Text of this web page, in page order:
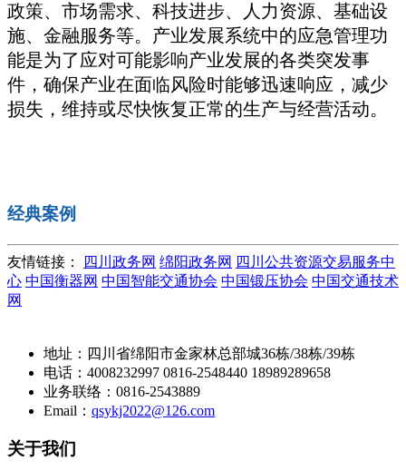
政策、市场需求、科技进步、人力资源、基础设
施、金融服务等。产业发展系统中的应急管理功
能是为了应对可能影响产业发展的各类突发事
件，确保产业在面临风险时能够迅速响应，减少
损失，维持或尽快恢复正常的生产与经营活动。
经典案例
友情链接： 四川政务网 绵阳政务网 四川公共资源交易服务中
心 中国衡器网 中国智能交通协会 中国锻压协会 中国交通技术
网
地址：四川省绵阳市金家林总部城36栋/38栋/39栋
电话：4008232997 0816-2548440 18989289658
业务联络：0816-2543889
Email： qsykj2022@126.com
关于我们